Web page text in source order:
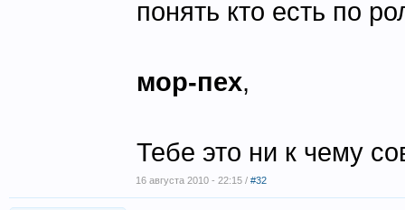
понять кто есть по
мор-пех,
Тебе это ни к чему
16 августа 2010 - 22:15 / #32